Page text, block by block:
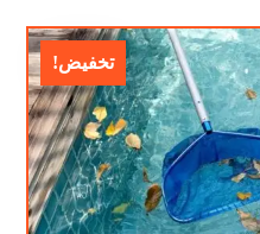
تخفيض!